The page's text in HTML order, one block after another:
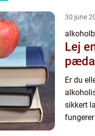
30 june
Lej
Er du
sikkert